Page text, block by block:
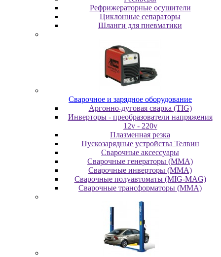
Рефрижераторные осушители
Циклонные сепараторы
Шланги для пневматики
Cвapoчнoe и зарядное оборудование
Аргонно-дуговая сварка (TIG)
Инверторы - преобразователи напряжения
12v - 220v
Плазменная резка
Пускозарядные устройства Телвин
Сварочные аксессуары
Сварочные генераторы (MMA)
Сварочные инверторы (MMA)
Сварочные полуавтоматы (MIG-MAG)
Сварочные трансформаторы (MMA)